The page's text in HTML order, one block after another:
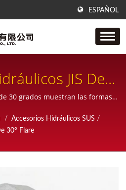
ESPAÑOL
JIS De
30 grados muestran las formas
y Unión (Machos JIS x Machos
/ Accesorios Hidráulicos SUS /
30° Flare